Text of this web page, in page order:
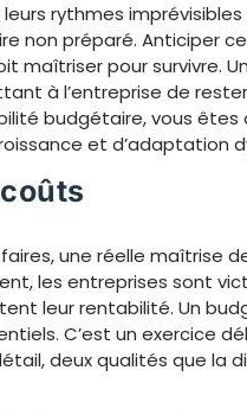
rythmes
non préparé. Anticiper
maîtriser pour survivre.
à l’entreprise de
budgétaire, vous
et d’adaptation
une réelle maîtrise
les entreprises sont
leur rentabilité. Un
C’est un exercice
deux qualités que la